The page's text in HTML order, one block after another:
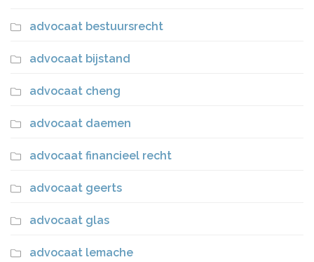
advocaat bestuursrecht
advocaat bijstand
advocaat cheng
advocaat daemen
advocaat financieel recht
advocaat geerts
advocaat glas
advocaat lemache